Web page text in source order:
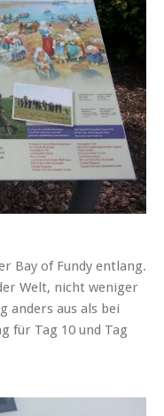
Bay of Fundy entlang.
Welt, nicht weniger
anders aus als bei
für Tag 10 und Tag